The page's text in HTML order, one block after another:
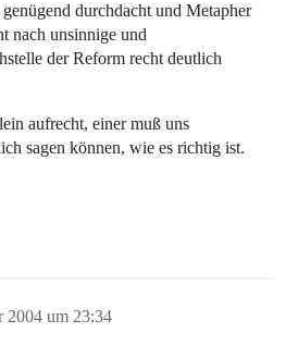
durchdacht und Metapher
nach unsinnige und
der Reform recht deutlich
aufrecht, einer muß uns
sagen können, wie es richtig ist.
2004 um 23:34